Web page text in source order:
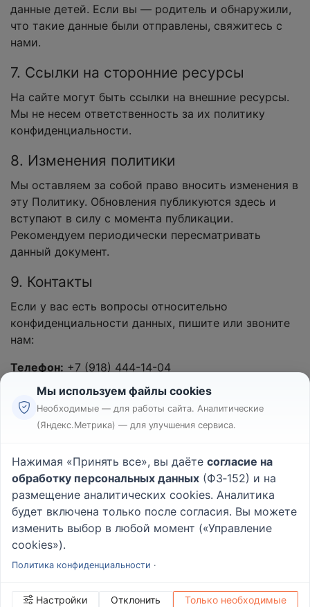
данные детей. Если вы — родитель и обнаружили,
что такие данные были отправлены, свяжитесь с
нами.
7. Ссылки на сторонние ресурсы
На сайте могут быть ссылки на внешние ресурсы.
Мы не несем ответственность за их политику
конфиденциальности.
8. Изменения политики
Мы оставляем за собой право вносить изменения в
эту Политику. Обновления публикуются здесь и
вступают в силу с момента публикации.
Рекомендуем периодически пересматривать
данный документ.
9. Контакты
Если у вас есть вопросы относительно
конфиденциальности данных, пишите или звоните
нам:
Телефон: +7 (918) 444-14-04
Реклама
Пользовательское соглашение
Политика конфиденциальности
Вопрос - Ответ|О проекте
Мы используем файлы cookies
Необходимые — для работы сайта. Аналитические
(Яндекс.Метрика) — для улучшения сервиса.
Нажимая «Принять все», вы даёте согласие на
обработку персональных данных (ФЗ‑152) и на
размещение аналитических cookies. Аналитика
будет включена только после согласия. Вы можете
изменить выбор в любой момент («Управление
cookies»).
Политика конфиденциальности ·
Настройки Отклонить Только необходимые